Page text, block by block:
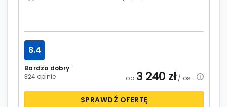
Bardzo dobry
324 opinie
8.4
od 3 240 zł/ os.
SPRAWDŹ OFERTĘ